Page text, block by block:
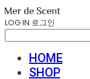
LOG IN 로그인
HOME
SHOP